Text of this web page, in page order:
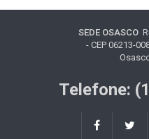
SEDE OSASCO
- CEP 06213-
Telefone: